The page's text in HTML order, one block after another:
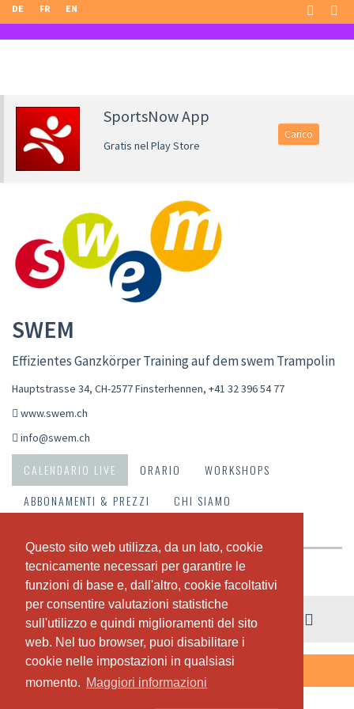
Questo sito web utilizza, da un lato, cookie
tecnicamente necessari per garantire le
funzioni di base e, dall'altro, cookie facoltativi
per consentire valutazioni statistiche
sull'utilizzo e quindi miglioramenti del sito
web. Nel tuo browser, puoi disabilitare i
cookie nelle impostazioni in qualsiasi
momento. Maggiori informazioni
Questo sito web utilizza, da un lato, cookie
tecnicamente necessari per garantire le
funzioni di base e, dall'altro, cookie facoltativi
per consentire valutazioni statistiche
sull'utilizzo e quindi miglioramenti del sito
web. Nel tuo browser, puoi disabilitare i
cookie nelle impostazioni in qualsiasi
momento. Maggiori informazioni
DE FR EN
SportsNow App
Gratis nel Play Store
Carico
SWEM
Effizientes Ganzkörper Training auf dem swem Trampolin
Hauptstrasse 34, CH-2577 Finsterhennen, +41 32 396 54 77
www.swem.ch
info@swem.ch
CALENDARIO LIVE ORARIO
WORKSHOPS
ABBONAMENTI & PREZZI
CHI SIAMO
Riepilogo della settimana
03. - 09. agosto
QUESTA SETTIMANA NON CI SONO LEZIONI